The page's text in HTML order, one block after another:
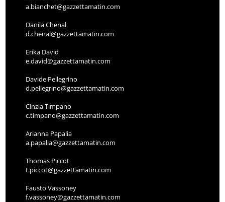
a.bianchet@gazzettamatin.com
Danila Chenal
d.chenal@gazzettamatin.com
Erika David
e.david@gazzettamatin.com
Davide Pellegrino
d.pellegrino@gazzettamatin.com
Cinzia Timpano
c.timpano@gazzettamatin.com
Arianna Papalia
a.papalia@gazzettamatin.com
Thomas Piccot
t.piccot@gazzettamatin.com
Fausto Vassoney
f.vassoney@gazzettamatin.com